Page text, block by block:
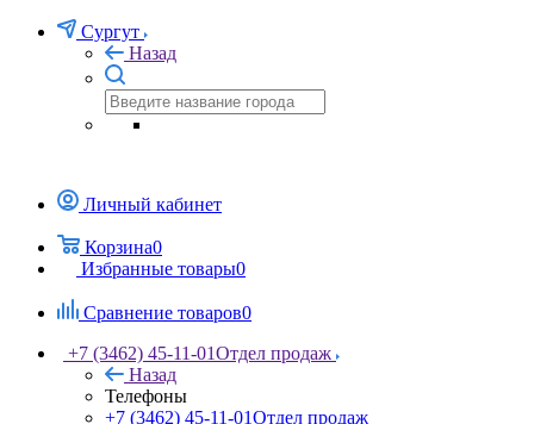
Сургут
Назад
Личный кабинет
Корзина0
Избранные товары0
Сравнение товаров0
+7 (3462) 45-11-01Отдел продаж
Назад
Телефоны
+7 (3462) 45-11-01Отдел продаж